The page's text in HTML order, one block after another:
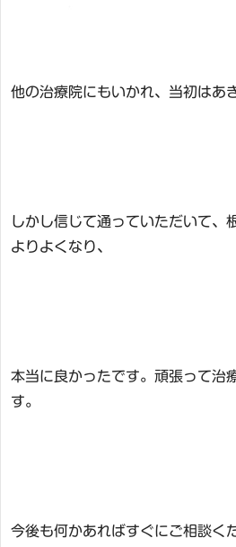
他の治療院にもいかれ、当初はあ
しかし信じて通っていただいて、
よりよくなり、
本当に良かったです。頑張って治
す。
今後も何かあればすぐにご相談く